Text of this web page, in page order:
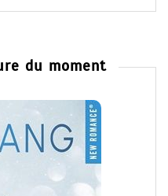
du moment